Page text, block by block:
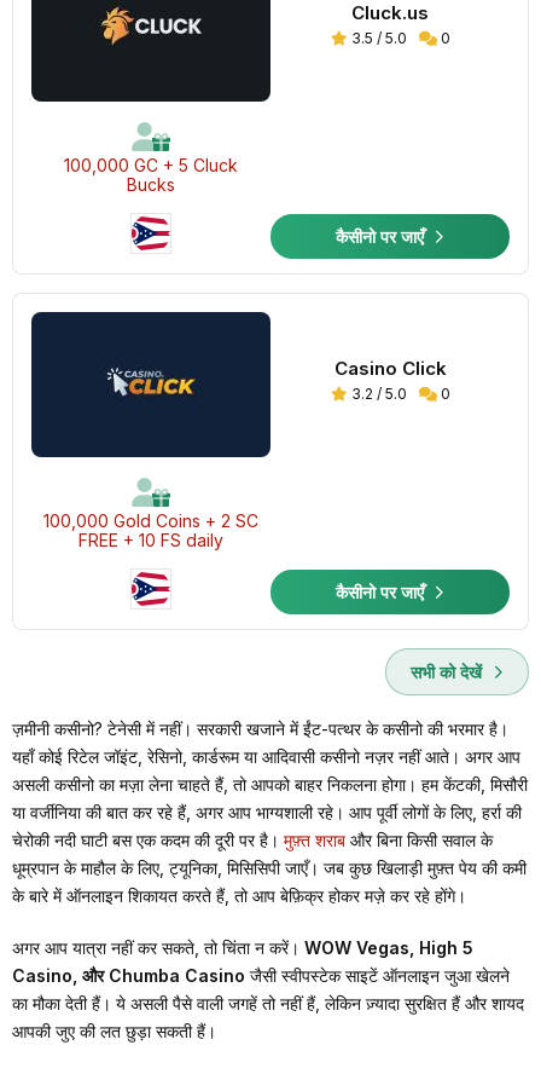
Cluck.us
3.5 / 5.0 0
100,000 GC + 5 Cluck
Bucks
कैसीनो पर जाएँ
Casino Click
3.2 / 5.0 0
100,000 Gold Coins + 2 SC
FREE + 10 FS daily
कैसीनो पर जाएँ
सभी को देखें
ज़मीनी कसीनो? टेनेसी में नहीं। सरकारी खजाने में ईंट-पत्थर के कसीनो की भरमार है।
यहाँ कोई रिटेल जॉइंट, रेसिनो, कार्डरूम या आदिवासी कसीनो नज़र नहीं आते। अगर आप
असली कसीनो का मज़ा लेना चाहते हैं, तो आपको बाहर निकलना होगा। हम केंटकी, मिसौरी
या वर्जीनिया की बात कर रहे हैं, अगर आप भाग्यशाली रहे। आप पूर्वी लोगों के लिए, हर्रा की
चेरोकी नदी घाटी बस एक कदम की दूरी पर है। मुफ़्त शराब और बिना किसी सवाल के
धूम्रपान के माहौल के लिए, ट्यूनिका, मिसिसिपी जाएँ। जब कुछ खिलाड़ी मुफ़्त पेय की कमी
के बारे में ऑनलाइन शिकायत करते हैं, तो आप बेफ़िक्र होकर मज़े कर रहे होंगे।
अगर आप यात्रा नहीं कर सकते, तो चिंता न करें। WOW Vegas, High 5
Casino, और Chumba Casino जैसी स्वीपस्टेक साइटें ऑनलाइन जुआ खेलने
का मौका देती हैं। ये असली पैसे वाली जगहें तो नहीं हैं, लेकिन ज़्यादा सुरक्षित हैं और शायद
आपकी जुए की लत छुड़ा सकती हैं।